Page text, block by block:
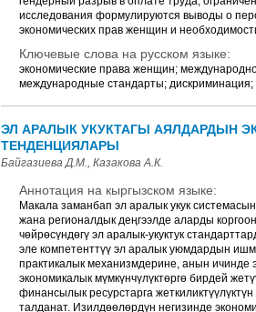
исследования формулируются выводы о
экономических прав женщин и
Ключевые слова на русском языке:
экономические права женщин;
международные стандарты;
ЭЛ АРАЛЫК УКУКТАГЫ АЯЛДАРДЫН
ТЕНДЕНЦИЯЛАРЫ
Байгазиева Д.М., Казакова А.К.
Аннотация на кыргызском языке:
Макала заманбап эл аралык укук
жана регионалдык деңгээлде аларды
чөйрөсүндөгү эл аралык-укуктук
эле компетенттүү эл аралык уюмдардын
практикалык механизмдерине, анын ичинде
экономикалык мүмкүнчүлүктөргө бирдей
финансылык ресурстарга
талданат. Изилдөөлөрдүн негизинде